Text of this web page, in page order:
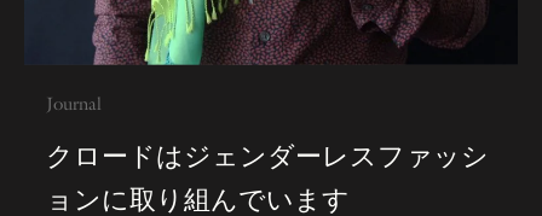
Journal
クロードはジェンダーレスファッシ
ョンに取り組んでいます